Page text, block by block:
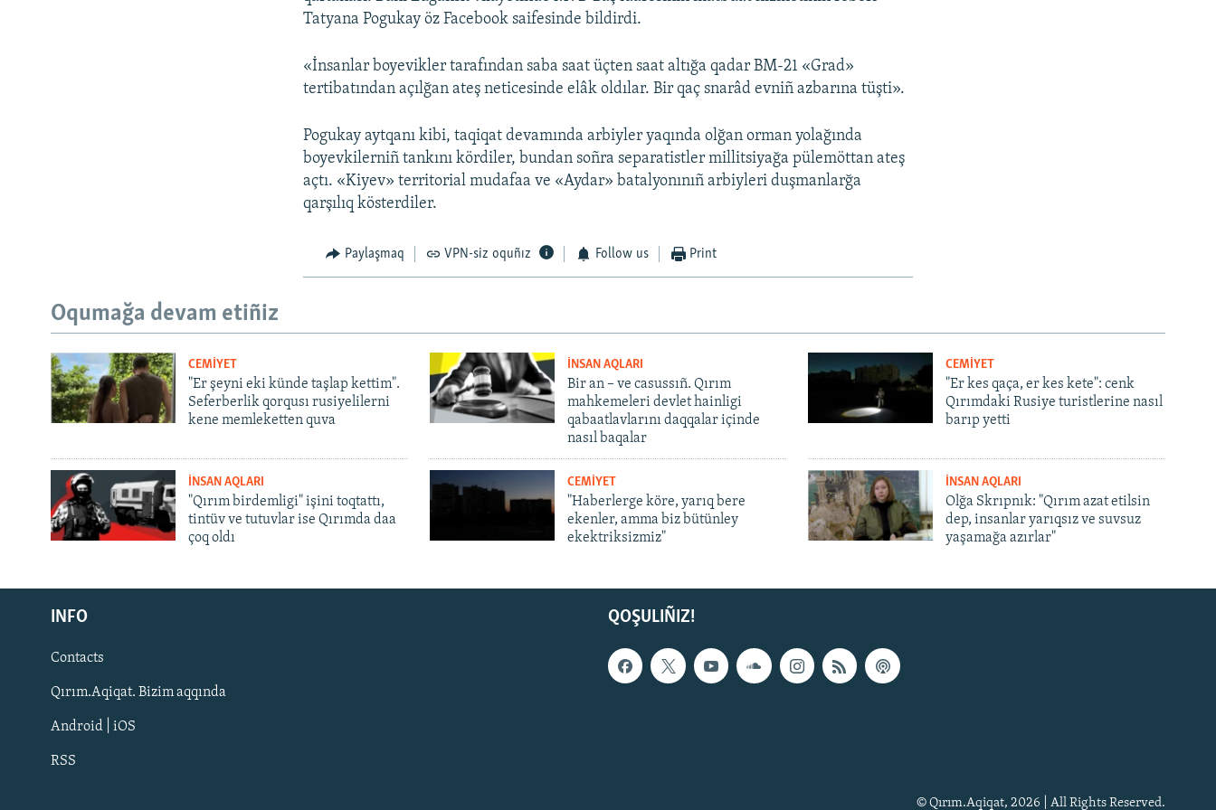
Русский
Українською
QOŞULIÑIZ!
Tatyana Pogukay öz Facebook saifesinde bildirdi.
«İnsanlar boyevikler tarafından saba saat üçten saat altığa qadar BM-21 «Grad»
tertibatından açılğan ateş neticesinde elâk oldılar. Bir qaç snarâd evniñ azbarına tüşti».
Pogukay aytqanı kibi, taqiqat devamında arbiyler yaqında olğan orman yolağında
boyevkilerniñ tankını kördiler, bundan soñra separatistler millitsiyağa pülemöttan ateş
açtı. «Kiyev» territorial mudafaa ve «Aydar» batalyonınıñ arbiyleri duşmanlarğa
qarşılıq kösterdiler.
Paylaşmaq VPN-siz oquñız Follow us Print
Oqumağa devam etiñiz
CEMİYET
"Er şeyni eki künde taşlap kettim".
Seferberlik qorqusı rusiyelilerni
kene memleketten quva
İNSAN AQLARI
Bir an – ve casussıñ. Qırım
mahkemeleri devlet hainligi
qabaatlavlarını daqqalar içinde
nasıl baqalar
CEMİYET
"Er kes qaça, er kes kete": cenk
Qırımdaki Rusiye turistlerine nasıl
barıp yetti
İNSAN AQLARI
"Qırım birdemligi" işini toqtattı,
tintüv ve tutuvlar ise Qırımda daa
çoq oldı
CEMİYET
"Haberlerge köre, yarıq bere
ekenler, amma biz bütünley
ekektriksizmiz"
İNSAN AQLARI
Olğa Skrıpnık: "Qırım azat etilsin
dep, insanlar yarıqsız ve suvsuz
yaşamağa azırlar"
QOŞULIÑIZ!
INFO
Contacts
Qırım.Aqiqat. Bizim aqqında
Android | iOS
RSS
© Qırım.Aqiqat, 2026 | All Rights Reserved.